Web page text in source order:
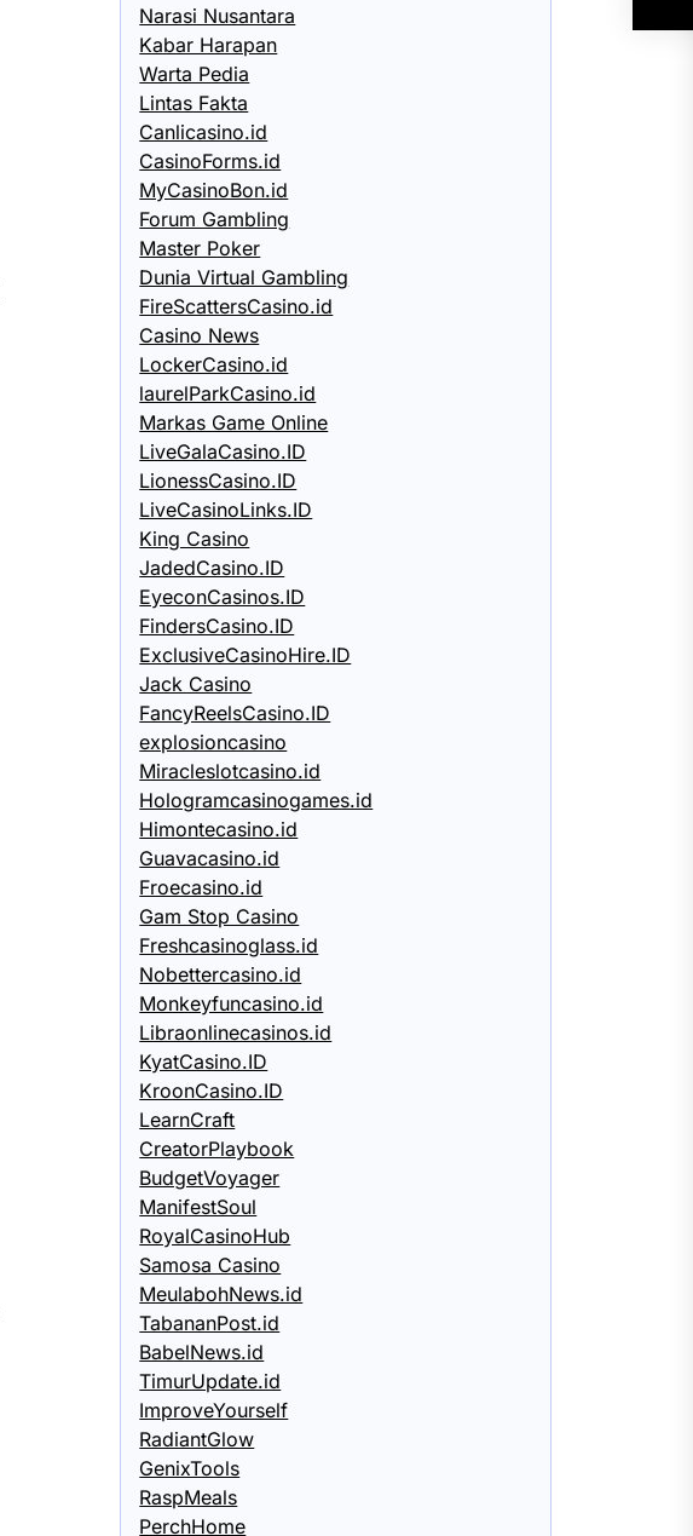
Narasi Nusantara
Kabar Harapan
Warta Pedia
Lintas Fakta
Canlicasino.id
CasinoForms.id
MyCasinoBon.id
Forum Gambling
Master Poker
Dunia Virtual Gambling
FireScattersCasino.id
Casino News
LockerCasino.id
laurelParkCasino.id
Markas Game Online
LiveGalaCasino.ID
LionessCasino.ID
LiveCasinoLinks.ID
King Casino
JadedCasino.ID
EyeconCasinos.ID
FindersCasino.ID
ExclusiveCasinoHire.ID
Jack Casino
FancyReelsCasino.ID
explosioncasino
Miracleslotcasino.id
Hologramcasinogames.id
Himontecasino.id
Guavacasino.id
Froecasino.id
Gam Stop Casino
Freshcasinoglass.id
Nobettercasino.id
Monkeyfuncasino.id
Libraonlinecasinos.id
KyatCasino.ID
KroonCasino.ID
LearnCraft
CreatorPlaybook
BudgetVoyager
ManifestSoul
RoyalCasinoHub
Samosa Casino
MeulabohNews.id
TabananPost.id
BabelNews.id
TimurUpdate.id
ImproveYourself
RadiantGlow
GenixTools
RaspMeals
PerchHome